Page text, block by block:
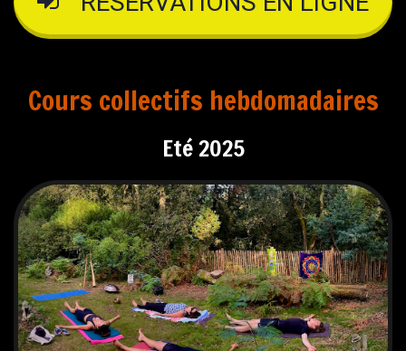
Cours collectifs hebdomadaires
Eté 2025